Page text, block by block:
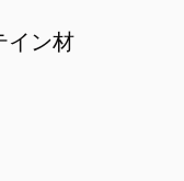
イン材